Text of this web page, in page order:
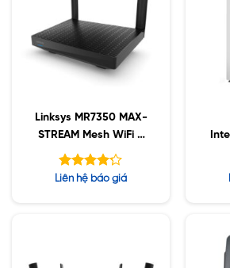
Linksys MR7350 MAX-
STREAM Mesh WiFi 6
Router
Được xếp
Liên hệ báo giá
1-